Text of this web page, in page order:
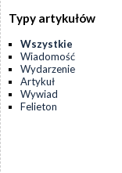
Typy artykułów
Wszystkie
Wiadomość
Wydarzenie
Artykuł
Wywiad
Felieton